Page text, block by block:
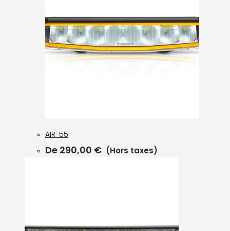
AIR-55
De 290,00 € (Hors taxes)